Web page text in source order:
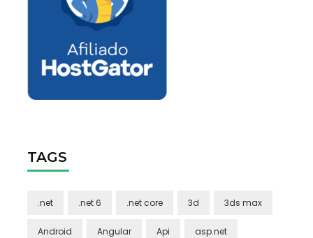
TAGS
.net .net 6 .net core 3d 3ds max
Android Angular Api asp.net